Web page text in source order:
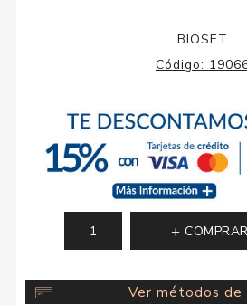
BIOSET
Código:
COMPRAR
Ver métodos de